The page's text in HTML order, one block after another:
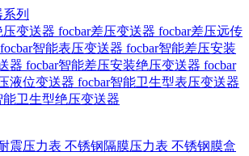
列
压变送器 focbar差压变送器 focbar差压远传
focbar智能表压变送器 focbar智能差压安装
器 focbar智能差压安装绝压变送器 focbar
液位变送器 focbar智能卫生型表压变送器
能卫生型绝压变送器
震压力表 不锈钢隔膜压力表 不锈钢膜盒